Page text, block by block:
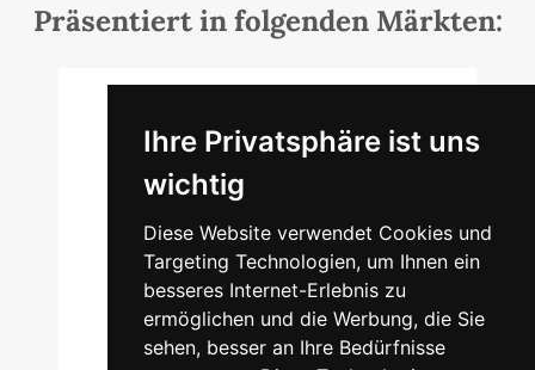
Ihre Privatsphäre ist uns
wichtig
Diese Website verwendet Cookies und
Targeting Technologien, um Ihnen ein
besseres Internet-Erlebnis zu
ermöglichen und die Werbung, die Sie
sehen, besser an Ihre Bedürfnisse
Präsentiert in folgenden Märkten:
ROSTOCK
18069 Rostock
2.800qm 850 83